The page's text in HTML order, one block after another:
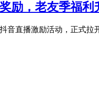
励，老友季福
音直播激励活动，正式拉